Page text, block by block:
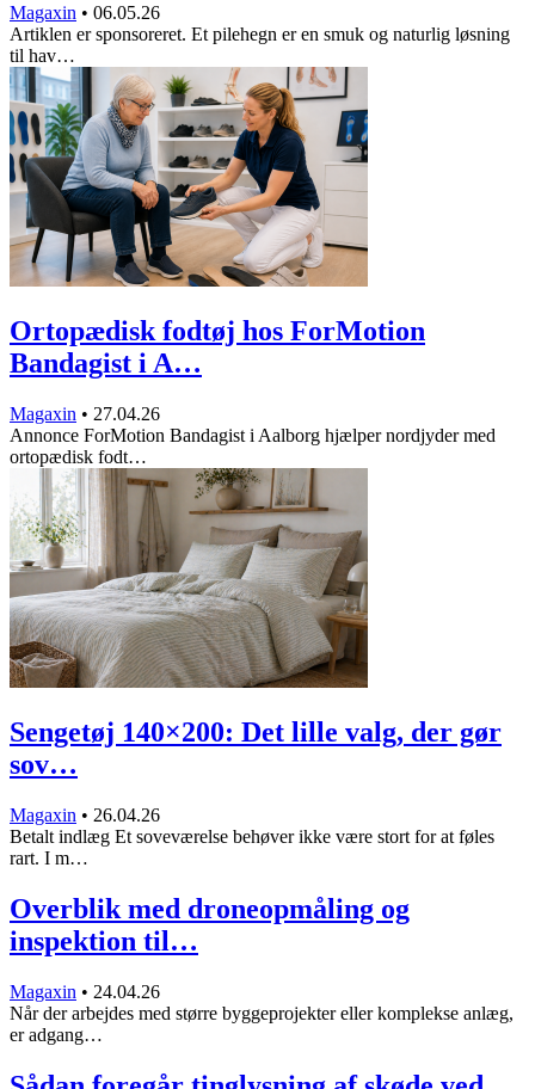
Magaxin • 06.05.26
Artiklen er sponsoreret. Et pilehegn er en smuk og naturlig løsning
til hav…
Ortopædisk fodtøj hos ForMotion
Bandagist i A…
Magaxin • 27.04.26
Annonce ForMotion Bandagist i Aalborg hjælper nordjyder med
ortopædisk fodt…
Sengetøj 140×200: Det lille valg, der gør
sov…
Magaxin • 26.04.26
Betalt indlæg Et soveværelse behøver ikke være stort for at føles
rart. I m…
Overblik med droneopmåling og
inspektion til…
Magaxin • 24.04.26
Når der arbejdes med større byggeprojekter eller komplekse anlæg,
er adgang…